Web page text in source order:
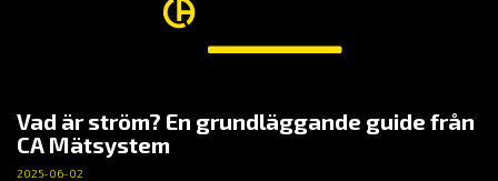
Vad är ström? En grundläggande guide från
CA Mätsystem
2025-06-02